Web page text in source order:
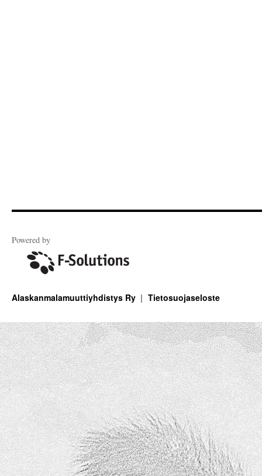
Powered by
Alaskanmalamuuttiyhdistys Ry Tietosuojaseloste